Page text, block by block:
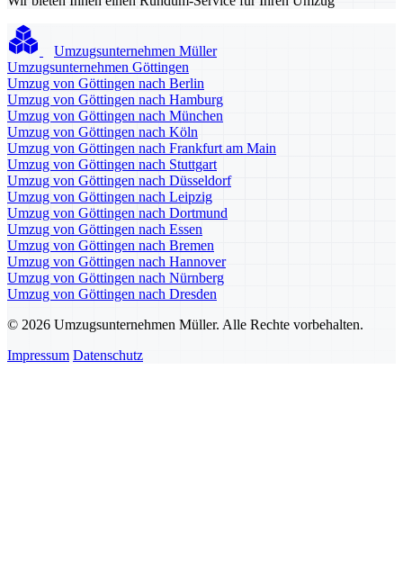
Umzugsunternehmen Müller
Umzugsunternehmen Göttingen
Umzug von Göttingen nach Berlin
Umzug von Göttingen nach Hamburg
Umzug von Göttingen nach München
Umzug von Göttingen nach Köln
Umzug von Göttingen nach Frankfurt am Main
Umzug von Göttingen nach Stuttgart
Umzug von Göttingen nach Düsseldorf
Umzug von Göttingen nach Leipzig
Umzug von Göttingen nach Dortmund
Umzug von Göttingen nach Essen
Umzug von Göttingen nach Bremen
Umzug von Göttingen nach Hannover
Umzug von Göttingen nach Nürnberg
Umzug von Göttingen nach Dresden
© 2026 Umzugsunternehmen Müller. Alle Rechte vorbehalten.
Impressum Datenschutz